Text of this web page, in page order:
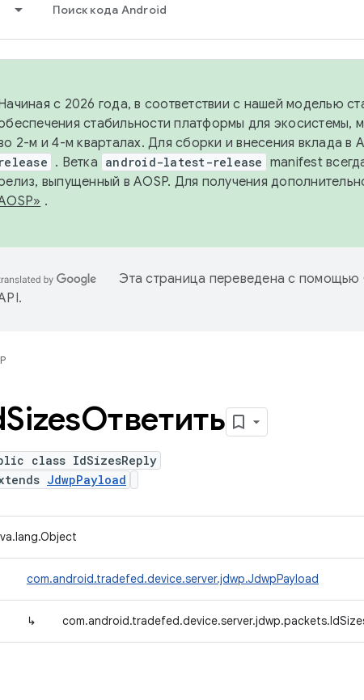
Поиск кода Android
с 2026 года, в соответствии с нашей моделью
стабильности платформы для экосистемы,
2-м и 4-м кварталах. Для сборки и внесения вклада в
release . Ветка android-latest-release manifest
выпущенный в AOSP. Для получения
.
Эта страница переведена с помощью
.
SizesОтветить
class IdSizesReply
JdwpPayload
com.android.tradefed.device.server.jdwp.JdwpPayload
↳